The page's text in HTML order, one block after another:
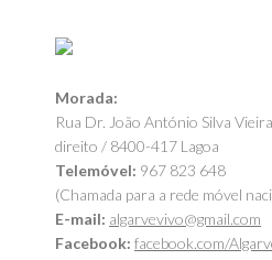
Morada:
Rua Dr. João António Silva
direito / 8400-417 Lagoa
Telemóvel: 967 823 648
(Chamada para a rede móvel
E-mail: algarvevivo@gmail.com
Facebook: facebook.com/